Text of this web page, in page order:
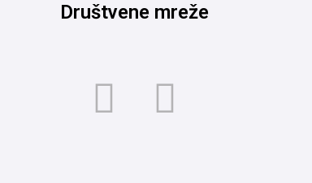
Društvene mreže